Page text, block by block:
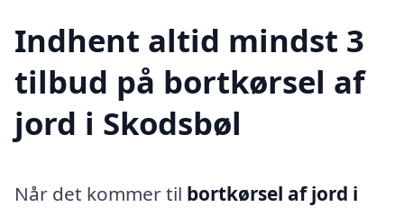
Indhent altid mindst 3
tilbud på bortkørsel af
jord i Skodsbøl
Når det kommer til bortkørsel af jord i